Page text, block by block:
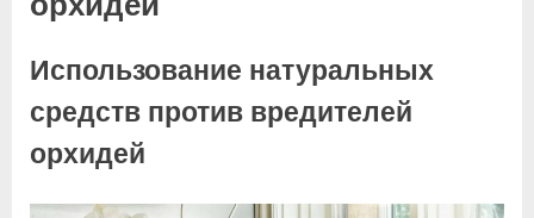
Использование натуральных
средств против вредителей
орхидей